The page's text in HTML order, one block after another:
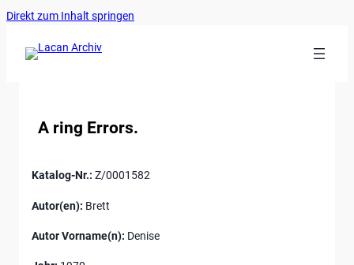
Direkt zum Inhalt springen
A ring Errors.
Katalog-Nr.: Z/0001582
Autor(en): Brett
Autor Vorname(n): Denise